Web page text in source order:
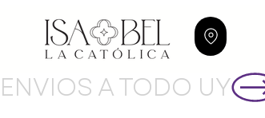
ENVIOS A TODO UY